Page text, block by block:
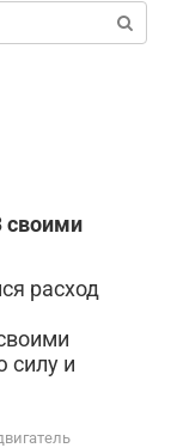
своими
расход
силу и